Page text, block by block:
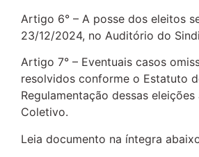
Artigo 6° – A posse dos eleitos
23/12/2024, no Auditório do
Artigo 7° – Eventuais casos
resolvidos conforme o Estatuto
Regulamentação dessas
Coletivo.
Leia documento na íntegra